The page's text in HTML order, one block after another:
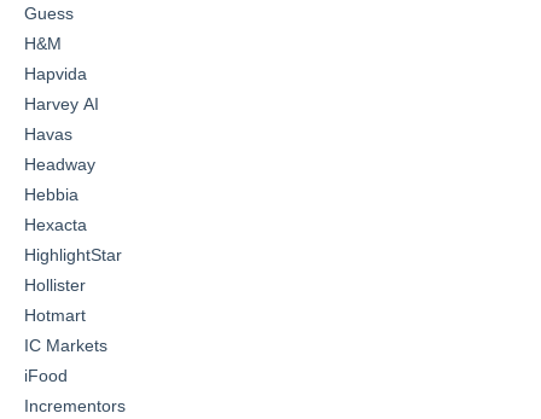
Guess
H&M
Hapvida
Harvey AI
Havas
Headway
Hebbia
Hexacta
HighlightStar
Hollister
Hotmart
IC Markets
iFood
Incrementors